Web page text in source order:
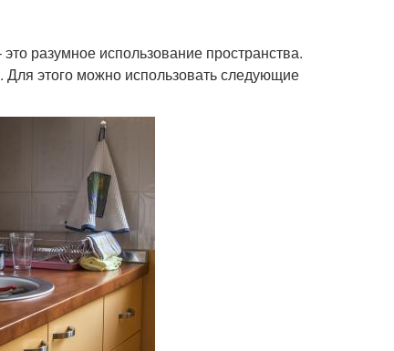
разумное использование пространства.
этого можно использовать следующие